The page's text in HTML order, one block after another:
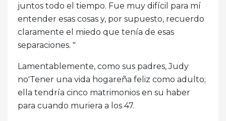
juntos todo el tiempo. Fue muy difícil para mí
entender esas cosas y, por supuesto, recuerdo
claramente el miedo que tenía de esas
separaciones. "
Lamentablemente, como sus padres, Judy
no'Tener una vida hogareña feliz como adulto;
ella tendría cinco matrimonios en su haber
para cuando muriera a los 47.